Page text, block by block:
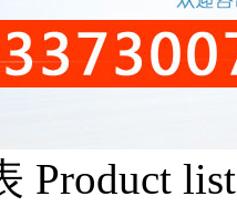
Product list